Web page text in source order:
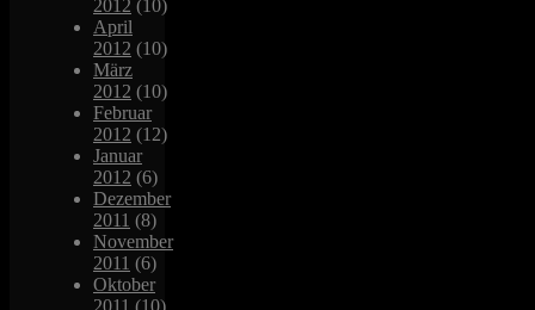
2012 (10)
April
2012 (10)
März
2012 (10)
Februar
2012 (12)
Januar
2012 (6)
Dezember
2011 (8)
November
2011 (6)
Oktober
2011 (10)